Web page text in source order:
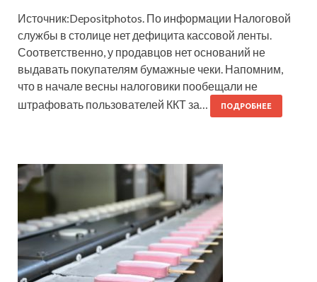
Источник:Depositphotos. По информации Налоговой
службы в столице нет дефицита кассовой ленты.
Соответственно, у продавцов нет оснований не
выдавать покупателям бумажные чеки. Напомним,
что в начале весны налоговики пообещали не
штрафовать пользователей ККТ за…
ПОДРОБНЕЕ